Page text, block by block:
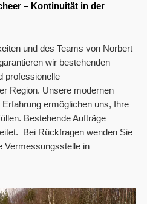
– Kontinuität in der
und des Teams von Norbert
wir bestehenden
professionelle
Region. Unsere modernen
ermöglichen uns, Ihre
Bestehende Aufträge
Bei Rückfragen wenden Sie
in